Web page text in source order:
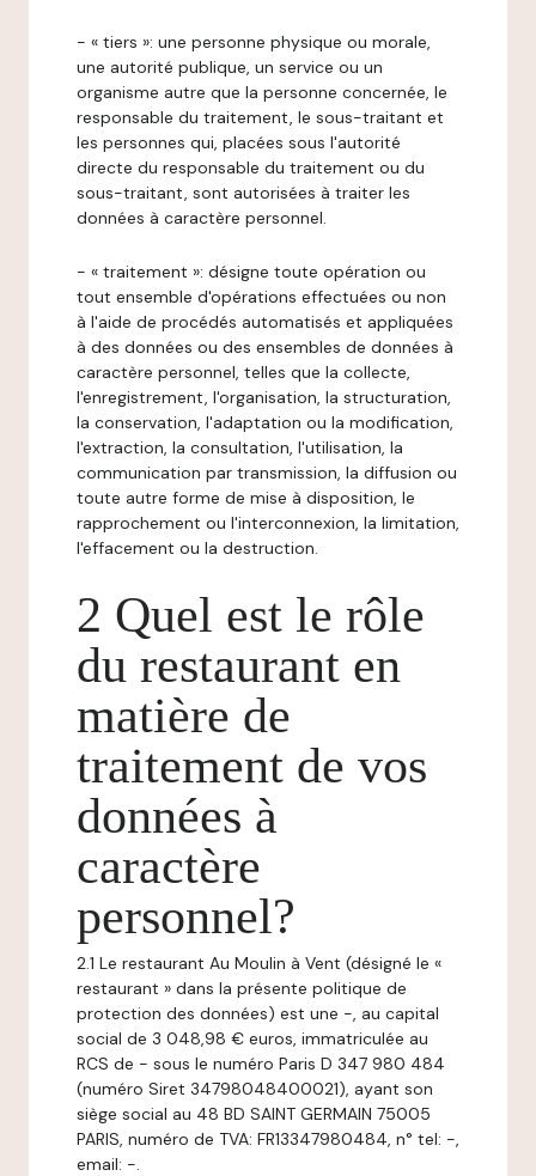
- « tiers »: une personne physique ou morale,
une autorité publique, un service ou un
organisme autre que la personne concernée, le
responsable du traitement, le sous-traitant et
les personnes qui, placées sous l'autorité
directe du responsable du traitement ou du
sous-traitant, sont autorisées à traiter les
données à caractère personnel.
- « traitement »: désigne toute opération ou
tout ensemble d'opérations effectuées ou non
à l'aide de procédés automatisés et appliquées
à des données ou des ensembles de données à
caractère personnel, telles que la collecte,
l'enregistrement, l'organisation, la structuration,
la conservation, l'adaptation ou la modification,
l'extraction, la consultation, l'utilisation, la
communication par transmission, la diffusion ou
toute autre forme de mise à disposition, le
rapprochement ou l'interconnexion, la limitation,
l'effacement ou la destruction.
2 Quel est le rôle
du restaurant en
matière de
traitement de vos
données à
caractère
personnel?
2.1 Le restaurant Au Moulin à Vent (désigné le «
restaurant » dans la présente politique de
protection des données) est une -, au capital
social de 3 048,98 € euros, immatriculée au
RCS de - sous le numéro Paris D 347 980 484
(numéro Siret 34798048400021), ayant son
siège social au 48 BD SAINT GERMAIN 75005
PARIS, numéro de TVA: FR13347980484, n° tel: -,
email: -.